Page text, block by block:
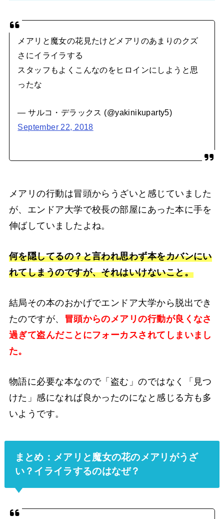
メアリと魔女の花見たけどメアリのあまりのクズ
さにイライラする
スタッフもよくこんなのをヒロインにしようと思
ったな
— サルコ・デラックス (@yakinikuparty5)
September 22, 2018
メアリの行動は冒頭からうざいと感じていました
が、エンドア大学で校長の部屋にあった本に手を
伸ばしていましたよね。
何を隠してるの？と言われ思わず本をカバンにい
れてしまうのですが、それはいけないこと。
結局その本のおかげでエンドア大学から脱出でき
たのですが、
冒頭からのメアリの行動が良くなさ
過ぎて盗んだことにフォーカスされてしまいまし
た。
物語に必要な本なので「盗む」のではなく「見つ
けた」感になれば良かったのになと感じる方も多
いようです。
まとめ：メアリと魔女の花のメアリがうざ
い？イライラするのはなぜ？